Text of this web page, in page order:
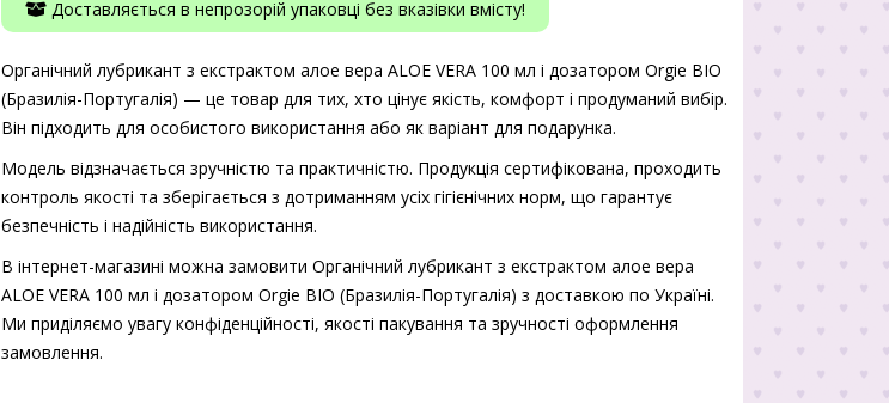
Доставляється в непрозорій упаковці без вказівки вмісту!
Органічний лубрикант з екстрактом алое вера ALOE VERA 100 мл і дозатором Orgie BIO
(Бразилія-Португалія) — це товар для тих, хто цінує якість, комфорт і продуманий вибір.
Він підходить для особистого використання або як варіант для подарунка.
Модель відзначається зручністю та практичністю. Продукція сертифікована, проходить
контроль якості та зберігається з дотриманням усіх гігієнічних норм, що гарантує
безпечність і надійність використання.
В інтернет-магазині можна замовити Органічний лубрикант з екстрактом алое вера
ALOE VERA 100 мл і дозатором Orgie BIO (Бразилія-Португалія) з доставкою по Україні.
Ми приділяємо увагу конфіденційності, якості пакування та зручності оформлення
замовлення.